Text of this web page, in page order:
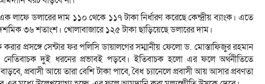
লাফে ডলারের দাম ১১০ থেকে ১১৭ টাকা নির্ধারণ করেছে কেন্দ্রীয় ব্যাংক। এতে
৩৬ শতাংশ। খোলাবাজারে ১২৫ টাকা ছাড়িয়েছে ডলারের দাম।
করার প্রসঙ্গে সেন্টার ফর পলিসি ডায়ালগের সম্মানীয় ফেলো ড. মোস্তাফিজুর রহমান
নেতিবাচক দুই ধরনের প্রভাবই পড়বে। ইতিবাচক হলো এর ফলে অর্থনীতিতে
প্রবাসী আয়ে তারা বেশি টাকা পাবে, বৈধ চ্যানেলে প্রবাসী আয় আসার প্রবণতা